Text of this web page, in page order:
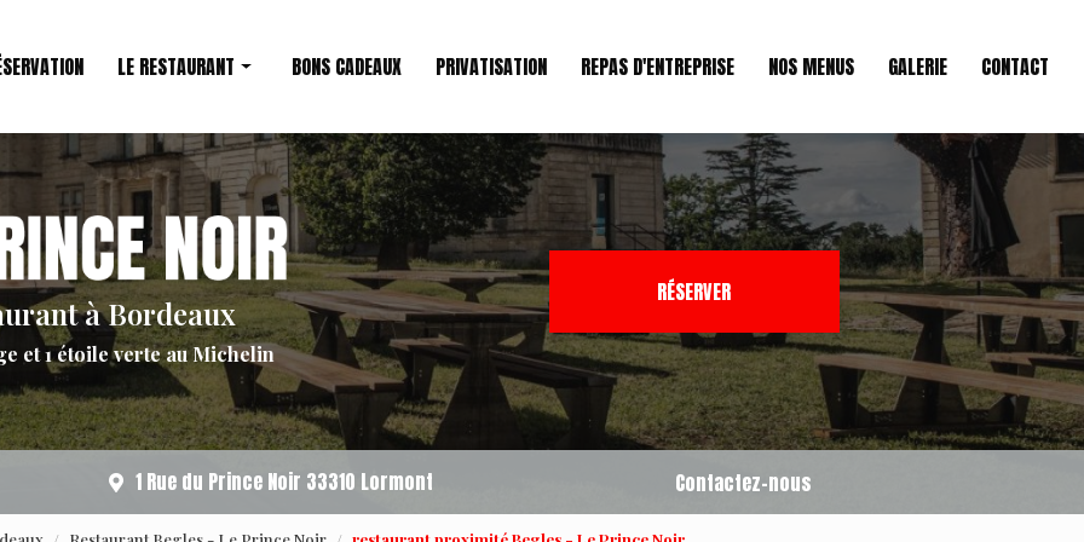
LE RESTAURANT
Restaurant étoilé
Le Chef
BONS CADEAUX PRIVATISATION REPAS D'ENTREPRISE NOS MENUS GALERIE CONTACT
à Bordeaux
et 1 étoile verte au Michelin
RÉSERVER
1 Rue du Prince Noir 33310 Lormont Contactez-nous